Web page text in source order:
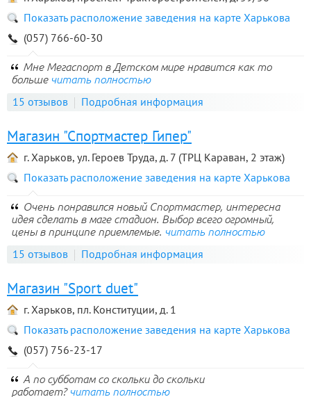
Показать расположение заведения на карте Харькова
(057) 766-60-30
Мне Мегаспорт в Детском мире нравится как то
больше читать полностью
15 отзывов Подробная информация
Магазин "Спортмастер Гипер"
г. Харьков, ул. Героев Труда, д. 7 (ТРЦ Караван, 2 этаж)
Показать расположение заведения на карте Харькова
Очень понравился новый Спортмастер, интересна
идея сделать в маге стадион. Выбор всего огромный,
цены в принципе приемлемые. читать полностью
15 отзывов Подробная информация
Магазин "Sport duet"
г. Харьков, пл. Конституции, д. 1
Показать расположение заведения на карте Харькова
(057) 756-23-17
А по субботам со скольки до скольки
работает? читать полностью